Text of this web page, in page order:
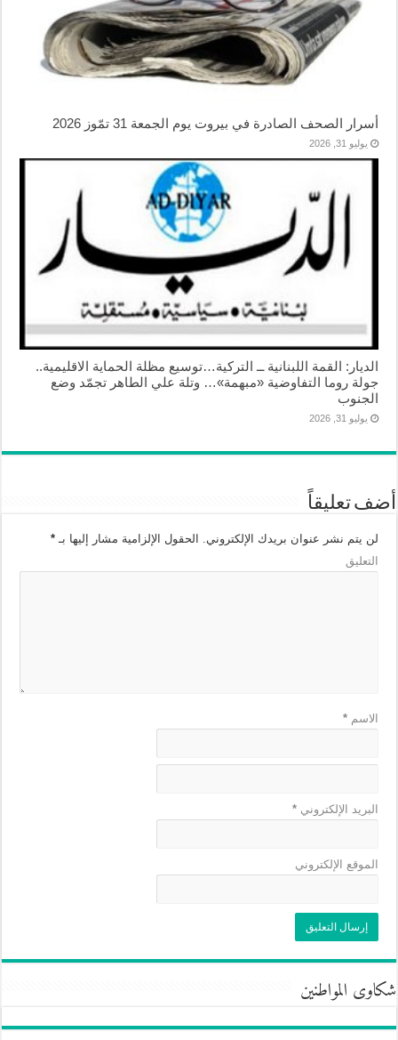
أسرار الصحف الصادرة في بيروت يوم الجمعة 31 تمّوز 2026
يوليو 31, 2026
الديار: القمة اللبنانية ــ التركية…توسيع مظلة الحماية الاقليمية..
جولة روما التفاوضية «مبهمة»… وتلة علي الطاهر تجمّد وضع
الجنوب
يوليو 31, 2026
أضف تعليقاً
لن يتم نشر عنوان بريدك الإلكتروني. الحقول الإلزامية مشار إليها بـ*
التعليق
الاسم*
البريد الإلكتروني*
الموقع الإلكتروني
شكاوى المواطنين